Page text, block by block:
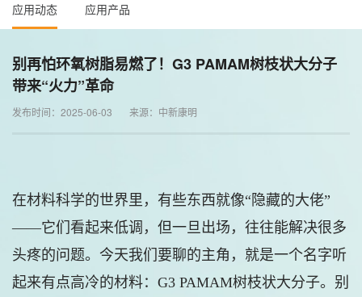
应用动态 应用产品
别再怕环氧树脂易燃了！G3 PAMAM树枝状大分子
带来“火力”革命
发布时间：2025-06-03 来源：中新康明
在材料科学的世界里，有些东西就像“隐藏的大佬”
——它们看起来低调，但一旦出场，往往能解决很多
头疼的问题。今天我们要聊的主角，就是一个名字听
起来有点高冷的材料：G3 PAMAM树枝状大分子。别